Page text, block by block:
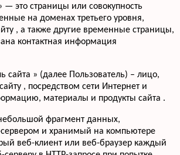
это страницы или совокупность
на доменах третьего уровня,
, а также другие временные страницы,
контактная информация
сайта » (далее Пользователь) – лицо,
, посредством сети Интернет и
материалы и продукты сайта .
фрагмент данных,
и хранимый на компьютере
веб-клиент или веб-браузер каждый